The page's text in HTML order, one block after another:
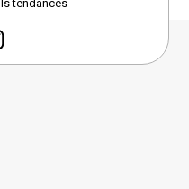
tendances